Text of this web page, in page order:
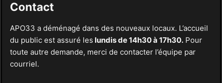
Contact
APO33 a déménagé dans des nouveaux locaux. L’accueil
du public est assuré les lundis de 14h30 à 17h30.Pour
toute autre demande, merci de contacter l’équipe par
courriel.